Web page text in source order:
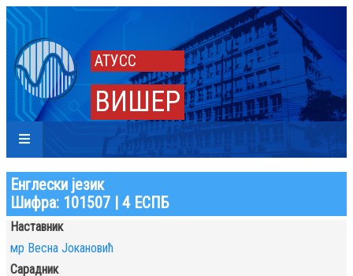
АТУСС
ВИШЕР
Енглески језик
Шифра: 101507 | 4 ЕСПБ
Наставник
мр Весна Јокановић
Сарадник